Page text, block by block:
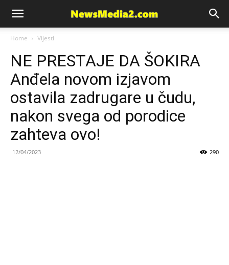
News
Media
Home Vijesti
NE PRESTAJE DA ŠOKIRA
Anđela novom izjavom
ostavila zadrugare u čudu,
nakon svega od porodice
zahteva ovo!
12/04/2023 290